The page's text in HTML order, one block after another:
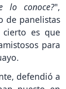
lo conoce?",
de panelistas
es que
para
defendió a